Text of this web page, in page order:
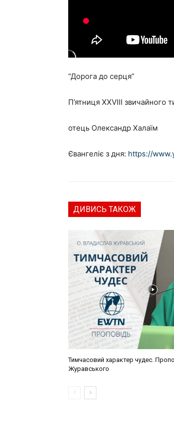
“Дорога до серця”
П’ятниця XXVIII звичайного
отець Олександр Халаїм
Євангеліє з дня: https://
ДИВИСЬ ТАКОЖ
Тимчасовий характер чудес.
Журавського